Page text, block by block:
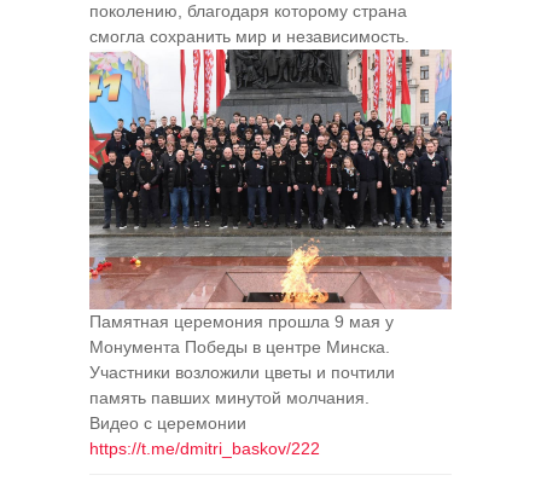
поколению, благодаря которому страна
смогла сохранить мир и независимость.
Памятная церемония прошла 9 мая у
Монумента Победы в центре Минска.
Участники возложили цветы и почтили
память павших минутой молчания.
Видео с церемонии
https://t.me/dmitri_baskov/222